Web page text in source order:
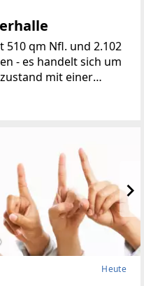
qm Nfl. und 2.102
- es handelt sich um
mit einer
Lagerhalle -
ca. 5
Heute